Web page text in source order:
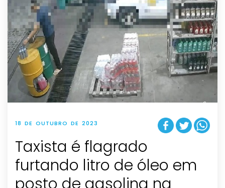
18 DE OUTUBRO DE 2023
Taxista é flagrado
furtando litro de óleo em